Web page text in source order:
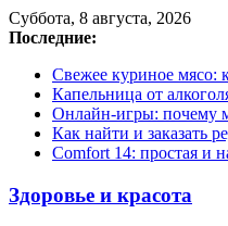
Суббота, 8 августа, 2026
Последние:
Свежее куриное мясо:
Капельница от
Онлайн-игры: почему
Как найти и заказать
Comfort 14: простая и
Здоровье и красота